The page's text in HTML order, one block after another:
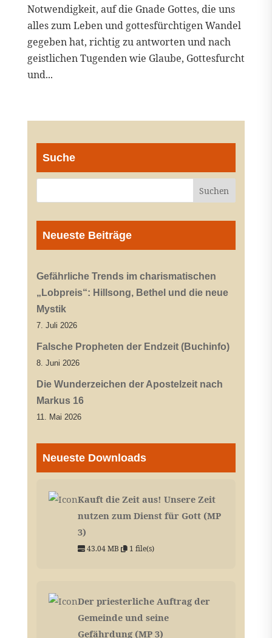
Notwendigkeit, auf die Gnade Gottes, die uns
alles zum Leben und gottesfürchtigen Wandel
gegeben hat, richtig zu antworten und nach
geistlichen Tugenden wie Glaube, Gottesfurcht
und...
Suche
Neueste Beiträge
Gefährliche Trends im charismatischen
„Lobpreis“: Hillsong, Bethel und die neue
Mystik
7. Juli 2026
Falsche Propheten der Endzeit (Buchinfo)
8. Juni 2026
Die Wunderzeichen der Apostelzeit nach
Markus 16
11. Mai 2026
Neueste Downloads
Kauft die Zeit aus! Unsere Zeit
nutzen zum Dienst für Gott (MP
3)
43.04 MB 1 file(s)
Der priesterliche Auftrag der
Gemeinde und seine
Gefährdung (MP 3)